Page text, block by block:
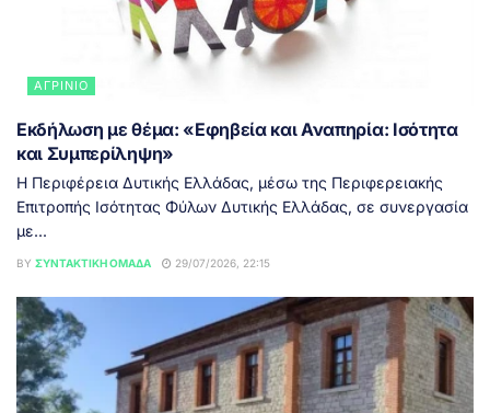
ΑΓΡΊΝΙΟ
Εκδήλωση με θέμα: «Εφηβεία και Αναπηρία: Ισότητα
και Συμπερίληψη»
Η Περιφέρεια Δυτικής Ελλάδας, μέσω της Περιφερειακής
Επιτροπής Ισότητας Φύλων Δυτικής Ελλάδας, σε συνεργασία
με...
BY ΣΥΝΤΑΚΤΙΚΉ ΟΜΆΔΑ 29/07/2026, 22:15